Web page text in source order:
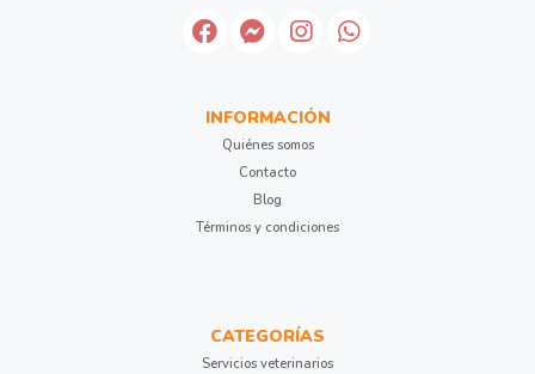
INFORMACIÓN
Quiénes somos
Contacto
Blog
Términos y condiciones
CATEGORÍAS
Servicios veterinarios